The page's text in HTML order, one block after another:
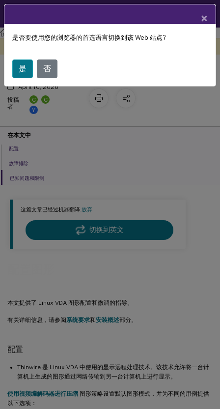
Linux 虚拟投递代理 Linux Virtual Delivery Agent 2107
这篇文章已经过机器翻译.放弃
切换到英文
本文提供了 Linux VDA 图形配置和微调的指导。
有关详细信息，请参阅系统要求和安装概述部分。
配置
Thinwire 是 Linux VDA 中使用的显示远程处理技术。该技术允许将一台计
算机上生成的图形通过网络传输到另一台计算机上进行显示。
使用视频编解码器进行压缩 图形策略设置默认图形模式，并为不同的用例提供
以下选项：
配置图形
April 10, 2026
投稿
者:
C
C
Y
在本文中
配置
故障排除
已知问题和限制
×
是否要使用您的浏览器的首选语言切换到该 Web 站点?
是 否